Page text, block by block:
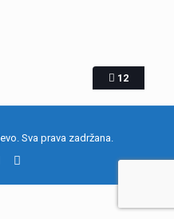
12
Sva prava zadržana.